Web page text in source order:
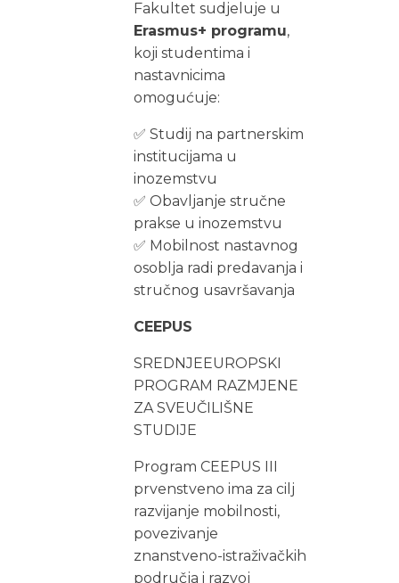
Fakultet sudjeluje u
Erasmus+ programu,
koji studentima i
nastavnicima
omogućuje:
✅ Studij na partnerskim
institucijama u
inozemstvu
✅ Obavljanje stručne
prakse u inozemstvu
✅ Mobilnost nastavnog
osoblja radi predavanja i
stručnog usavršavanja
CEEPUS
SREDNJEEUROPSKI
PROGRAM RAZMJENE
ZA SVEUČILIŠNE
STUDIJE
Program CEEPUS III
prvenstveno ima za cilj
razvijanje mobilnosti,
povezivanje
znanstveno-istraživačkih
područja i razvoj